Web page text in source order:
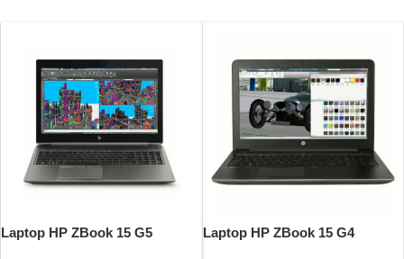
Laptop HP ZBook 15 G5 Laptop HP ZBook 15 G4